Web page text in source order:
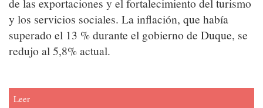
de las exportaciones y el fortalecimiento del turismo
y los servicios sociales. La inflación, que había
superado el 13 % durante el gobierno de Duque, se
redujo al 5,8% actual.
Leer